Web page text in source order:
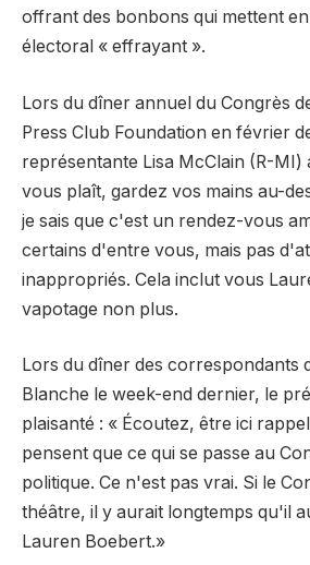
offrant des bonbons qui mettent
électoral « effrayant ».
Lors du dîner annuel du Congrès
Press Club Foundation en février
représentante Lisa McClain (R-MI)
vous plaît, gardez vos mains au-
je sais que c'est un rendez-vous
certains d'entre vous, mais pas
inappropriés. Cela inclut vous
vapotage non plus.
Lors du dîner des correspondants
Blanche le week-end dernier, le
plaisanté : « Écoutez, être ici
pensent que ce qui se passe au
politique. Ce n'est pas vrai. Si le
théâtre, il y aurait longtemps qu'il
Lauren Boebert.»